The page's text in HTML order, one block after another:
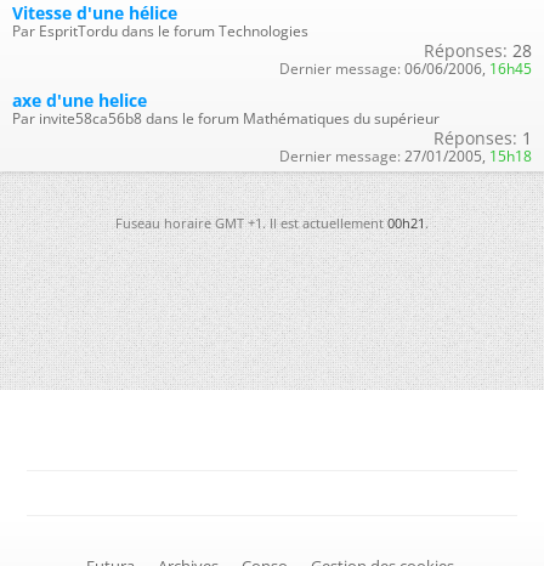
Vitesse d'une hélice
Par EspritTordu dans le forum Technologies
Réponses: 28
Dernier message: 06/06/2006, 16h45
axe d'une helice
Par invite58ca56b8 dans le forum Mathématiques du supérieur
Réponses: 1
Dernier message: 27/01/2005, 15h18
Fuseau horaire GMT +1. Il est actuellement00h21.